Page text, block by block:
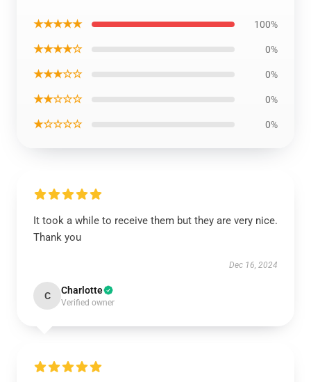
★★★★★ 100%
★★★★☆ 0%
★★★☆☆ 0%
★★☆☆☆ 0%
★☆☆☆☆ 0%
It took a while to receive them but they are very nice.
Thank you
Dec 16, 2024
C Charlotte
Verified owner